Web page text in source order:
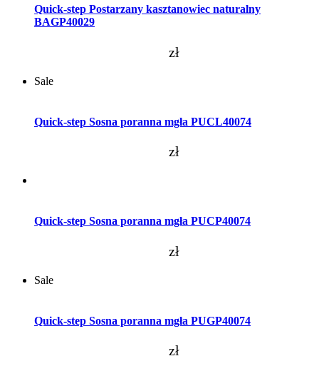
Quick-step Postarzany kasztanowiec naturalny
BAGP40029
zł
Sale
Quick-step Sosna poranna mgła PUCL40074
zł
Quick-step Sosna poranna mgła PUCP40074
zł
Sale
Quick-step Sosna poranna mgła PUGP40074
zł